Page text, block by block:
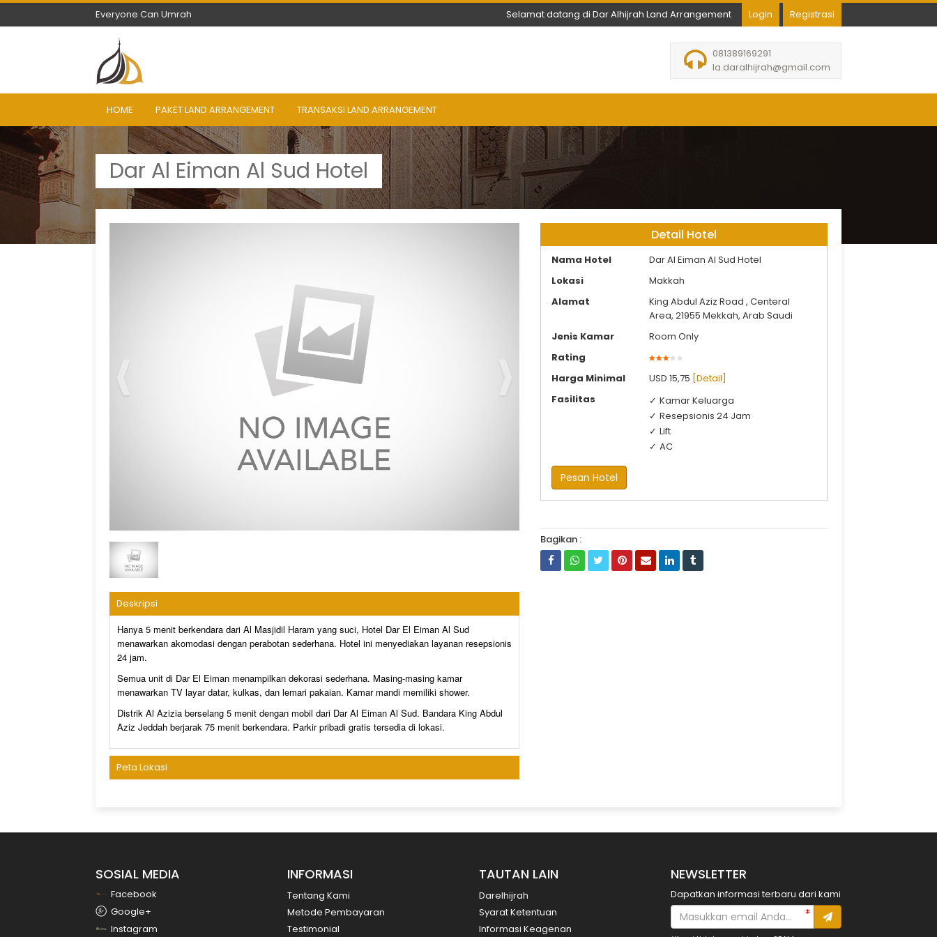
Everyone Can Umrah
Everyone Can Umrah Selamat datang di Dar Alhijrah Land Arrangement Login Registrasi
081389169291
la.daralhijrah@gmail.com
HOME PAKET LAND ARRANGEMENT TRANSAKSI LAND ARRANGEMENT
Dar Al Eiman Al Sud Hotel
Dar Alhijrah Land Arrangement
Deskripsi
Hanya 5 menit berkendara dari Al Masjidil Haram yang suci, Hotel Dar El Eiman Al Sud
menawarkan akomodasi dengan perabotan sederhana. Hotel ini menyediakan layanan resepsionis
24 jam.
Semua unit di Dar El Eiman menampilkan dekorasi sederhana. Masing-masing kamar
menawarkan TV layar datar, kulkas, dan lemari pakaian. Kamar mandi memiliki shower.
Distrik Al Azizia berselang 5 menit dengan mobil dari Dar Al Eiman Al Sud. Bandara King Abdul
Aziz Jeddah berjarak 75 menit berkendara. Parkir pribadi gratis tersedia di lokasi.
Peta Lokasi
Detail Hotel
Nama Hotel
Dar Al Eiman Al Sud Hotel
Lokasi
Makkah
Alamat
King Abdul Aziz Road , Centeral
Area, 21955 Mekkah, Arab Saudi
Jenis Kamar
Room Only
Rating
Harga Minimal
USD 15,75 [Detail]
Fasilitas
Kamar Keluarga
Resepsionis 24 Jam
Lift
AC
Pesan Hotel
Bagikan :
SOSIAL MEDIA
Facebook
Google+
Instagram
INFORMASI
Tentang Kami
Metode Pembayaran
Testimonial
TAUTAN LAIN
Darelhijrah
Syarat Ketentuan
Informasi Keagenan
NEWSLETTER
Dapatkan informasi terbaru dari kami